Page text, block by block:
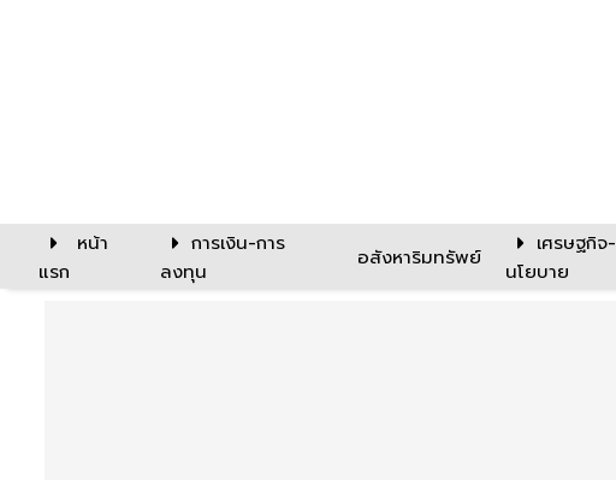
หน้า
แรก
การเงิน-การ
ลงทุน
อสังหาริมทรัพย์
เศรษฐกิจ-
นโยบาย